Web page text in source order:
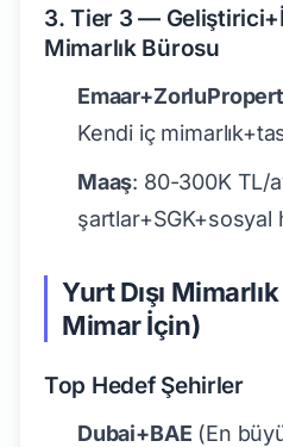
3. Tier 3 —
Mimarlık Bürosu
Kendi iç
Maaş: 80-300K TL/
şartlar+SGK+sosyal
Yurt Dışı
Mimar İçin)
Top Hedef Şehirler
Dubai+BAE (En